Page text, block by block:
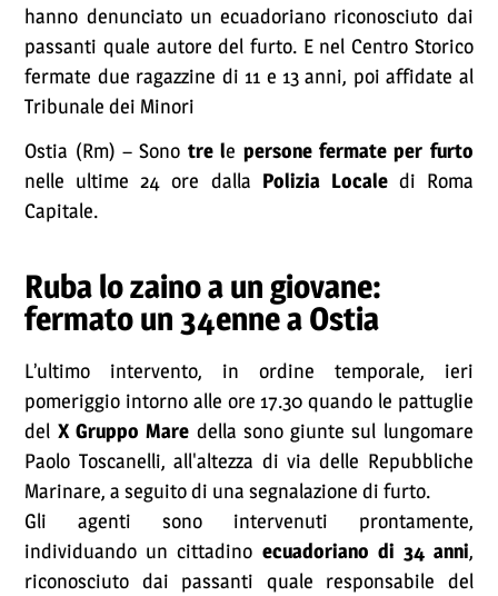
hanno denunciato un ecuadoriano riconosciuto dai
passanti quale autore del furto. E nel Centro Storico
fermate due ragazzine di 11 e 13 anni, poi affidate al
Tribunale dei Minori
Ostia (Rm) – Sono tre le persone fermate per furto
nelle ultime 24 ore dalla Polizia Locale di Roma
Capitale.
Ruba lo zaino a un giovane:
fermato un 34enne a Ostia
L’ultimo intervento, in ordine temporale, ieri
pomeriggio intorno alle ore 17.30 quando le pattuglie
del X Gruppo Mare della sono giunte sul lungomare
Paolo Toscanelli, all'altezza di via delle Repubbliche
Marinare, a seguito di una segnalazione di furto.
Gli agenti sono intervenuti prontamente,
individuando un cittadino ecuadoriano di 34 anni,
riconosciuto dai passanti quale responsabile del